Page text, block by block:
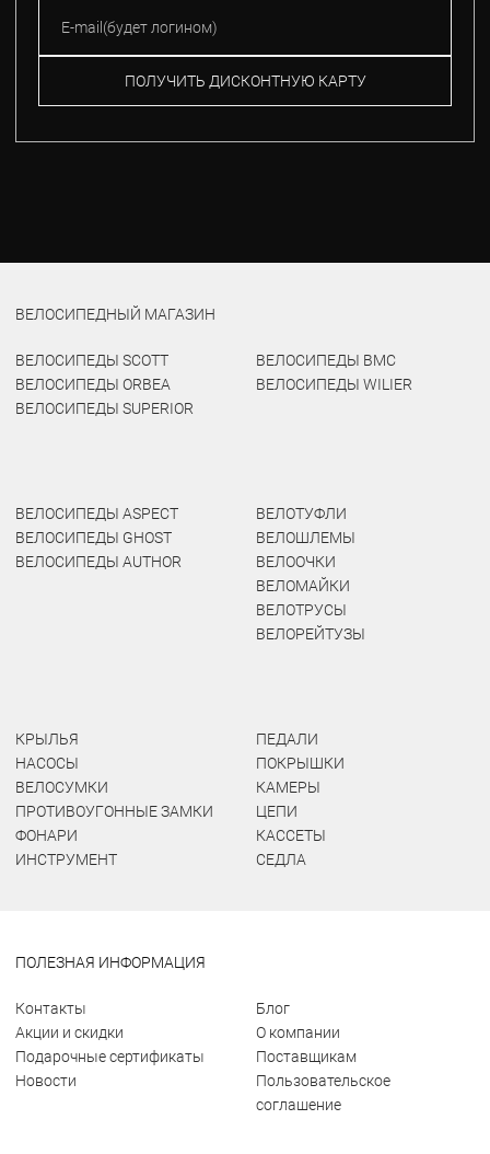
ПОЛУЧИТЬ ДИСКОНТНУЮ КАРТУ
ВЕЛОСИПЕДНЫЙ МАГАЗИН
ВЕЛОСИПЕДЫ SCOTT
ВЕЛОСИПЕДЫ ORBEA
ВЕЛОСИПЕДЫ SUPERIOR
ВЕЛОСИПЕДЫ BMC
ВЕЛОСИПЕДЫ WILIER
ВЕЛОСИПЕДЫ ASPECT
ВЕЛОСИПЕДЫ GHOST
ВЕЛОСИПЕДЫ AUTHOR
ВЕЛОТУФЛИ
ВЕЛОШЛЕМЫ
ВЕЛООЧКИ
ВЕЛОМАЙКИ
ВЕЛОТРУСЫ
ВЕЛОРЕЙТУЗЫ
КРЫЛЬЯ
НАСОСЫ
ВЕЛОСУМКИ
ПРОТИВОУГОННЫЕ ЗАМКИ
ФОНАРИ
ИНСТРУМЕНТ
ПЕДАЛИ
ПОКРЫШКИ
КАМЕРЫ
ЦЕПИ
КАССЕТЫ
СЕДЛА
ПОЛЕЗНАЯ ИНФОРМАЦИЯ
Контакты
Акции и скидки
Подарочные сертификаты
Новости
Блог
О компании
Поставщикам
Пользовательское
соглашение